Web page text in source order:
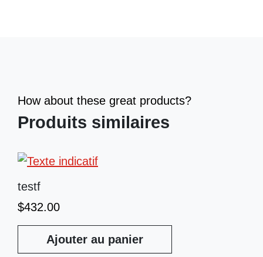
How about these great products?
Produits similaires
testf
$432.00
Ajouter au panier